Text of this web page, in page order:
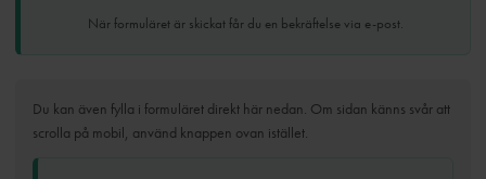
När formuläret är skickat får du en bekräftelse via e-post.
Du kan även fylla i formuläret direkt här nedan. Om sidan känns svår att
scrolla på mobil, använd knappen ovan istället.